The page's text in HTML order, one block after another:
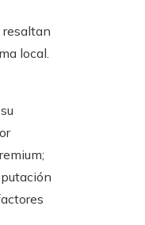
resaltan
local.